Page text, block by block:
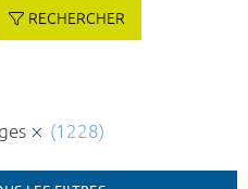
RECHERCHER
(1228)